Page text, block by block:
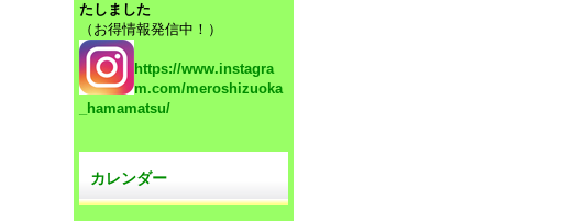
たしました
（お得情報発信中！）
https://www.instagra
m.com/meroshizuoka
_hamamatsu/
カレンダー